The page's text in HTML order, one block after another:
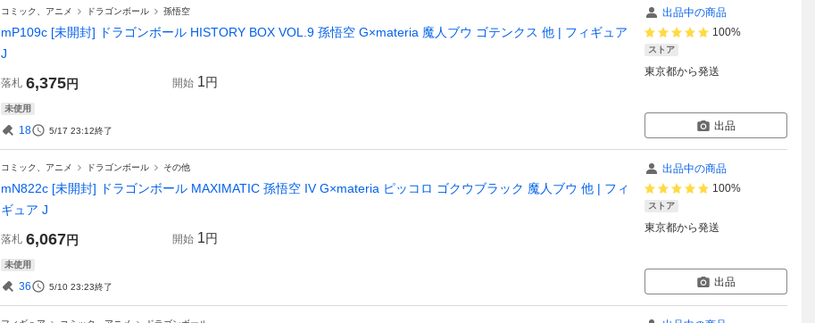
コミック、アニメ ドラゴンボール 孫悟空
mP109c [未開封] ドラゴンボール HISTORY BOX VOL.9 孫悟空 G×materia 魔人ブウ ゴテンクス 他 | フィギュア
J
落札 6,375円 開始 1円
未使用
18 5/17 23:12終了
出品中の商品
100%
ストア
東京都から発送
出品
コミック、アニメ ドラゴンボール その他
mN822c [未開封] ドラゴンボール MAXIMATIC 孫悟空 IV G×materia ピッコロ ゴクウブラック 魔人ブウ 他 | フィ
ギュア J
落札 6,067円 開始 1円
未使用
36 5/10 23:23終了
出品中の商品
100%
ストア
東京都から発送
出品